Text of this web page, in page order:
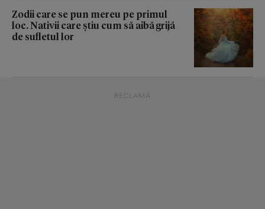
Zodii care se pun mereu pe primul
loc. Nativii care știu cum să aibă grijă
de sufletul lor
RECLAMĂ